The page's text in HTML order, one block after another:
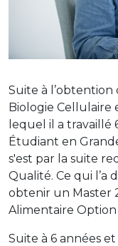
Suite à l’obtention
Biologie Cellulaire
lequel il a travaillé
Étudiant en
s'est par la suite
Qualité. Ce qui l’a
obtenir un Master
Alimentaire Option
Suite à 6 années